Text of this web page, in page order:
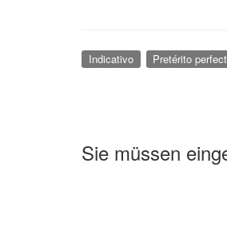
Indicativo Pretérito
Sie müssen